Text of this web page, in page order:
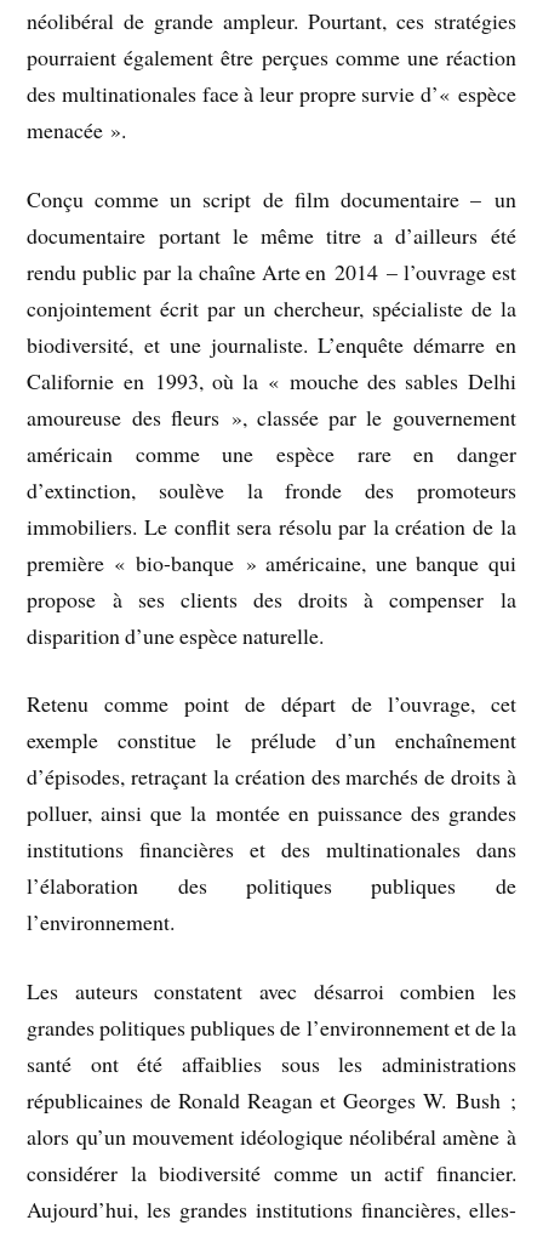
néolibéral de grande ampleur. Pourtant, ces stratégies
pourraient également être perçues comme une réaction
des multinationales face à leur propre survie d’« espèce
menacée ».
Conçu comme un script de film documentaire – un
documentaire portant le même titre a d’ailleurs été
rendu public par la chaîne Arte en 2014 – l’ouvrage est
conjointement écrit par un chercheur, spécialiste de la
biodiversité, et une journaliste. L’enquête démarre en
Californie en 1993, où la « mouche des sables Delhi
amoureuse des fleurs », classée par le gouvernement
américain comme une espèce rare en danger
d’extinction, soulève la fronde des promoteurs
immobiliers. Le conflit sera résolu par la création de la
première « bio-banque » américaine, une banque qui
propose à ses clients des droits à compenser la
disparition d’une espèce naturelle.
Retenu comme point de départ de l’ouvrage, cet
exemple constitue le prélude d’un enchaînement
d’épisodes, retraçant la création des marchés de droits à
polluer, ainsi que la montée en puissance des grandes
institutions financières et des multinationales dans
l’élaboration des politiques publiques de
l’environnement.
Les auteurs constatent avec désarroi combien les
grandes politiques publiques de l’environnement et de la
santé ont été affaiblies sous les administrations
républicaines de Ronald Reagan et Georges W. Bush ;
alors qu’un mouvement idéologique néolibéral amène à
considérer la biodiversité comme un actif financier.
Aujourd’hui, les grandes institutions financières, elles-